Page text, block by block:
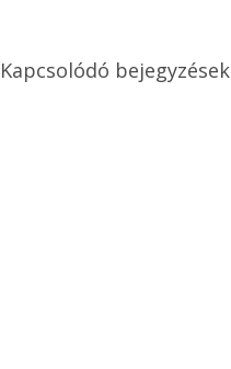
Kapcsolódó bejegyzések